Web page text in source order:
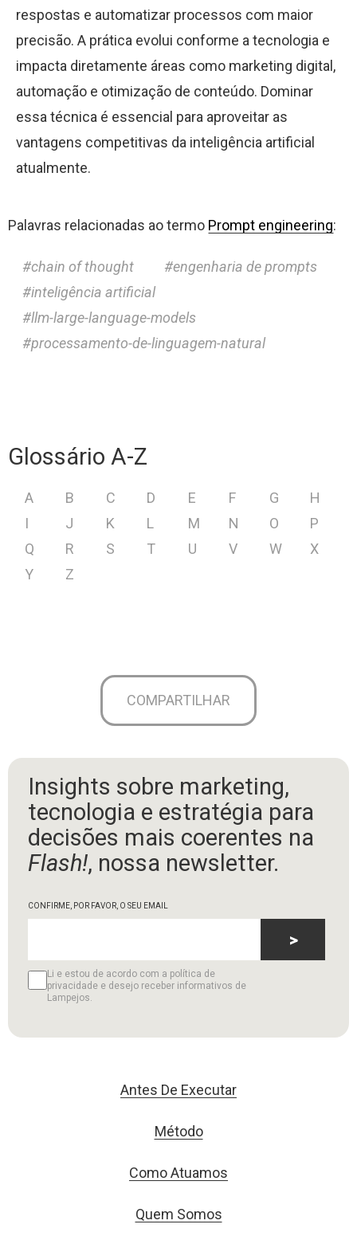
respostas e automatizar processos com maior
precisão. A prática evolui conforme a tecnologia e
impacta diretamente áreas como marketing digital,
automação e otimização de conteúdo. Dominar
essa técnica é essencial para aproveitar as
vantagens competitivas da inteligência artificial
atualmente.
Palavras relacionadas ao termo Prompt engineering:
chain of thought
engenharia de prompts
inteligência artificial
llm-large-language-models
processamento-de-linguagem-natural
Glossário A-Z
A B C D E F G
H
I
J K L M N O
P
Q
R S T U V W
X
Y
Z
COMPARTILHAR
Insights sobre marketing,
tecnologia e estratégia para
decisões mais coerentes na
Flash!, nossa newsletter.
CONFIRME, POR FAVOR, O SEU EMAIL
Li e estou de acordo com a política de
privacidade e desejo receber informativos de
Lampejos.
>
Antes De Executar
Método
Como Atuamos
Quem Somos